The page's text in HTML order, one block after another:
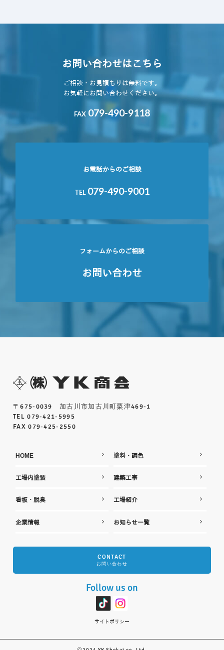
お問い合わせはこちら
ご相談・お見積もりは無料です。
お気軽にお問い合わせください。
FAX 079-490-9118
お電話からのご相談
TEL 079-490-9001
フォームからのご相談
お問い合わせ
〒675-0039 加古川市加古川町粟津469-1
TEL 079-421-5995
FAX 079-425-2550
HOME 塗料・調色
工場内塗装 建築工事
看板・脱臭 工場紹介
企業情報 お知らせ一覧
CONTACT
お問い合わせ
Follow us on
サイトポリシー